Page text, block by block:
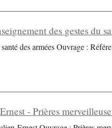
des gestes du
des armées Ouvrage :
- Prières